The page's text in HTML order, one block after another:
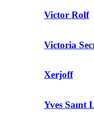
Victor Rolf
Victoria
Xerjoff
Yves Saınt